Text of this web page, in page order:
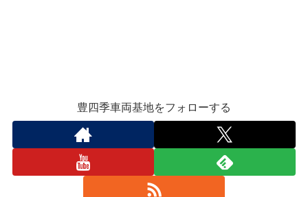
豊四季車両基地をフォローする